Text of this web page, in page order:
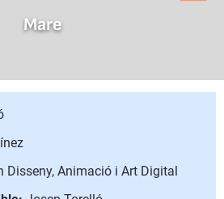
Mare
Disseny, Animació i Art Digital